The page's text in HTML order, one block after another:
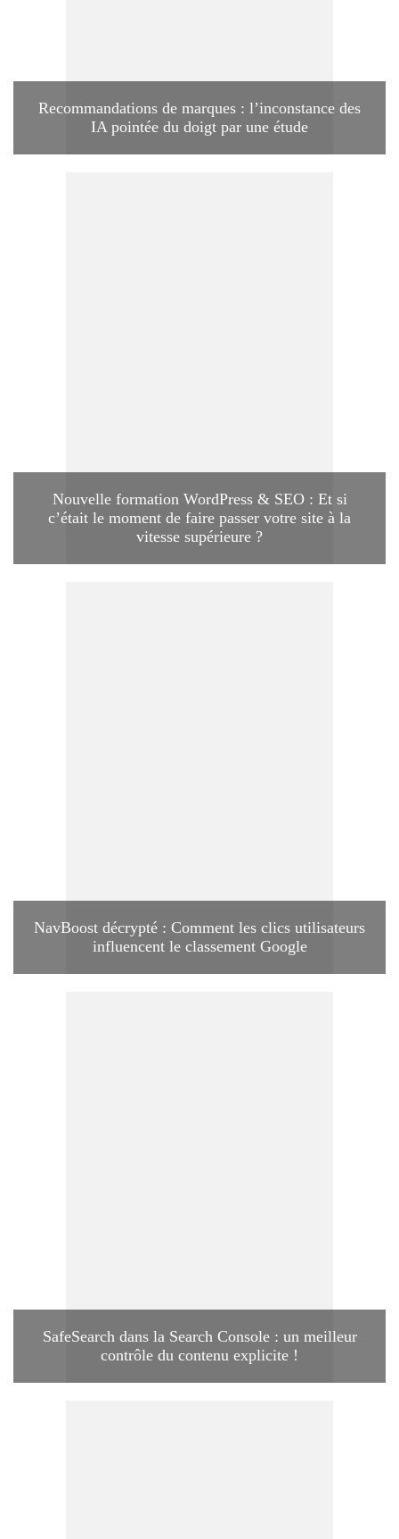
Recommandations de marques : l’inconstance des
IA pointée du doigt par une étude
Nouvelle formation WordPress & SEO : Et si
c’était le moment de faire passer votre site à la
vitesse supérieure ?
NavBoost décrypté : Comment les clics utilisateurs
influencent le classement Google
SafeSearch dans la Search Console : un meilleur
contrôle du contenu explicite !